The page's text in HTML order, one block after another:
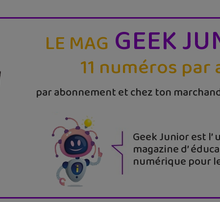
LE MAG GEEK
11 numéros par
par abonnement et chez ton
Geek Junior est l’
magazine d’
numérique pour